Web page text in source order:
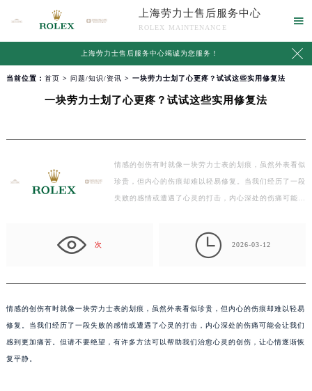
上海劳力士售后服务中心
ROLEX MAINTENANCE

上海劳力士售后服务中心竭诚为您服务！ 
当前位置： 首页 > 问题/知识/资讯 > 一块劳力士划了心更疼？试试这些实用修复法
一块劳力士划了心更疼？试试这些实用修复法
情感的创伤有时就像一块劳力士表的划痕，虽然外表看似
珍贵，但内心的伤痕却难以轻易修复。当我们经历了一段
失败的感情或遭遇了心灵的打击，内心深处的伤痛可能…
次  2026-03-12
情感的创伤有时就像一块劳力士表的划痕，虽然外表看似珍贵，但内心的伤痕却难以轻易
修复。当我们经历了一段失败的感情或遭遇了心灵的打击，内心深处的伤痛可能会让我们
感到更加痛苦。但请不要绝望，有许多方法可以帮助我们治愈心灵的创伤，让心情逐渐恢
复平静。